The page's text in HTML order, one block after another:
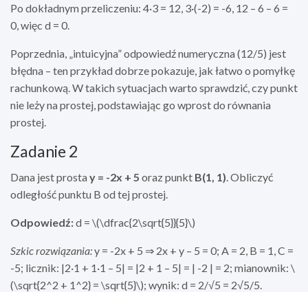
Po dokładnym przeliczeniu: 4·3 = 12, 3·(-2) = -6, 12 – 6 – 6 =
0, więc d = 0.
Poprzednia, „intuicyjna” odpowiedź numeryczna (12/5) jest
błędna – ten przykład dobrze pokazuje, jak łatwo o pomyłkę
rachunkową. W takich sytuacjach warto sprawdzić, czy punkt
nie leży na prostej, podstawiając go wprost do równania
prostej.
Zadanie 2
Dana jest prostay = -2x + 5 oraz punkt B(1, 1) . Obliczyć
odległość punktu B od tej prostej.
Odpowiedź:d = \(\dfrac{2\sqrt{5}}{5}\)
Szkic rozwiązania:y = -2x + 5 ⇒ 2x + y – 5 = 0; A = 2, B = 1, C =
-5; licznik: |2·1 + 1·1 – 5| = |2 + 1 – 5| = | -2 | = 2; mianownik: \
(\sqrt{2^2 + 1^2} = \sqrt{5}\); wynik: d = 2/√5 = 2√5/5.